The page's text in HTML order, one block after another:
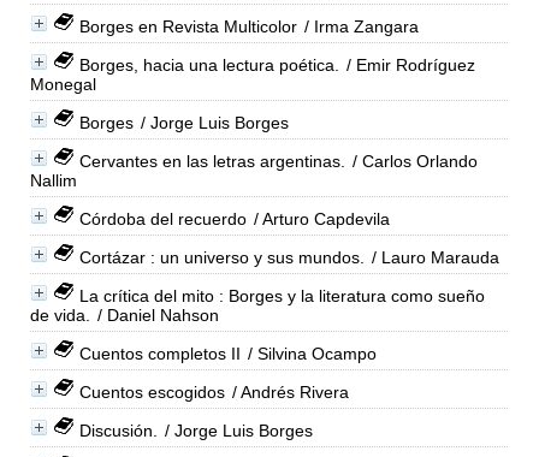
Borges en Revista Multicolor / Irma Zangara
Borges, hacia una lectura poética.
/ Emir Rodríguez
Monegal
Borges / Jorge Luis Borges
Cervantes en las letras argentinas.
/ Carlos Orlando
Nallim
Córdoba del recuerdo / Arturo Capdevila
Cortázar : un universo y sus mundos.
/ Lauro Marauda
La crítica del mito : Borges y la literatura como sueño
de vida.
/ Daniel Nahson
Cuentos completos II / Silvina Ocampo
Cuentos escogidos / Andrés Rivera
Discusión.
/ Jorge Luis Borges